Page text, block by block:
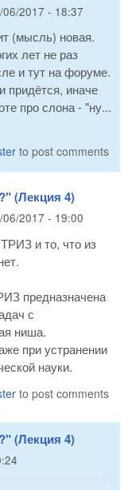
06/2017 - 18:37
(мысль) новая.
лет не раз
и тут на форуме.
придётся, иначе
про слона - "ну...
to post comments
(Лекция 4)
06/2017 - 19:00
и то, что из
предназначена
с
ниша.
при устранении
науки.
to post comments
(Лекция 4)